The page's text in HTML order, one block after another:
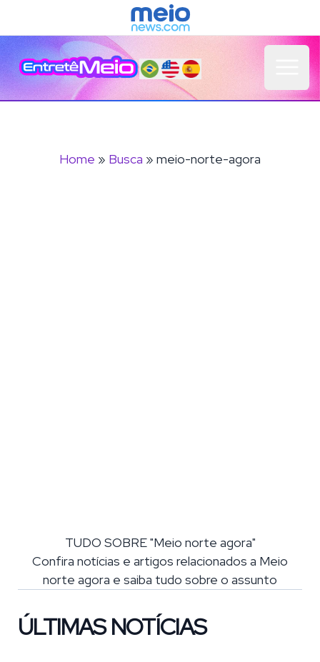
Home » Busca » meio-norte-agora
TUDO SOBRE "Meio norte agora"
Confira notícias e artigos relacionados a Meio
norte agora e saiba tudo sobre o assunto
ÚLTIMAS NOTÍCIAS